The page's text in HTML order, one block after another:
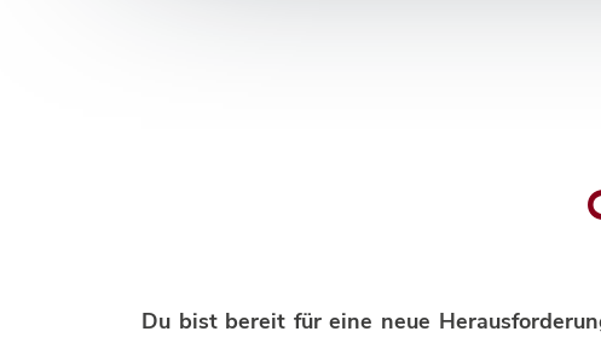
Du bist bereit für eine neue